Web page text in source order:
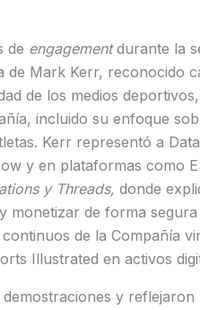
de engagementdurante la
Mark Kerr, reconocido
de los medios
incluido su enfoque
Kerr representó a
y en plataformas como
y Threads, donde
de forma segura
de la Compañía
Illustrated en activos
y